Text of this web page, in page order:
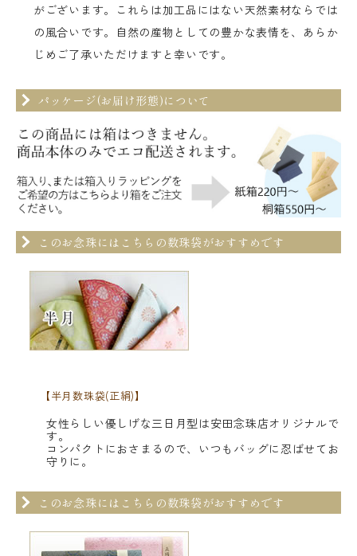
がございます。これらは加工品にはない天然素材ならでは
の風合いです。自然の産物としての豊かな表情を、あらか
じめご了承いただけますと幸いです。
パッケージ(お届け形態)について
このお念珠にはこちらの数珠袋がおすすめです
【半月数珠袋(正絹)】
女性らしい優しげな三日月型は安田念珠店オリジナルで
す。
コンパクトにおさまるので、いつもバッグに忍ばせてお
守りに。
このお念珠にはこちらの数珠袋がおすすめです